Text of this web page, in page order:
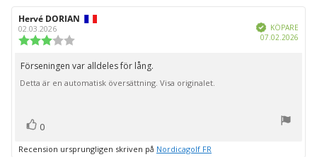
Recensionsförfattare:
Hervé DORIAN
02.03.2026
utav
5
stjärnor
Bekräftad
KÖPARE
07.02.2026
Recensionstext:
Förseningen var alldeles för lång.
Detta är en automatisk översättning. Visa originalet.
Rösta
0
Recension ursprungligen skriven på Nordicagolf FR